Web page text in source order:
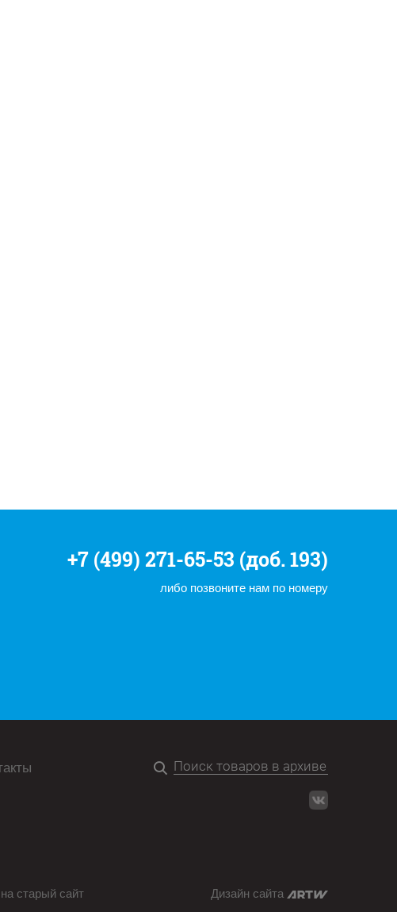
+7 (499) 271-65-53 (доб. 193)
либо позвоните нам по номеру
старый сайт Дизайн сайта